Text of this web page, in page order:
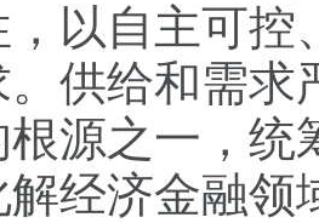
，以自主可
供给和需求
源之一，统
经济金融领